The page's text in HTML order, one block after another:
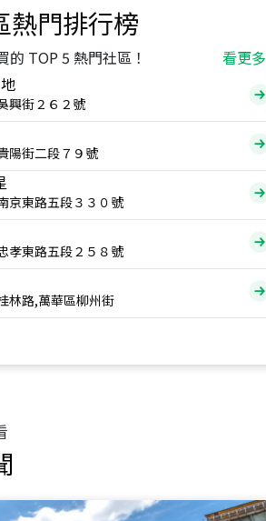
熱門排行榜
TOP 5 熱門社區！ 看更多
興街２６２號
陽街二段７９號
京東路五段３３０號
孝東路五段２５８號
林路,萬華區柳州街